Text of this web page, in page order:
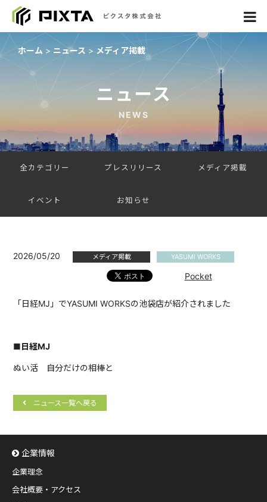
ホーム ニュース メディア掲載
ニュース
NEWS
全カテゴリー プレスリリース メディア掲載
イベント お知らせ
2026/05/20 メディア掲載 YASUMI WORKS
Pocket
「日経MJ」でYASUMI WORKSの池袋店が紹介されました
■日経MJ
ぬい活 自分だけの相棒と
ニュース一覧へ戻る
企業情報
企業理念
会社概要・アクセス